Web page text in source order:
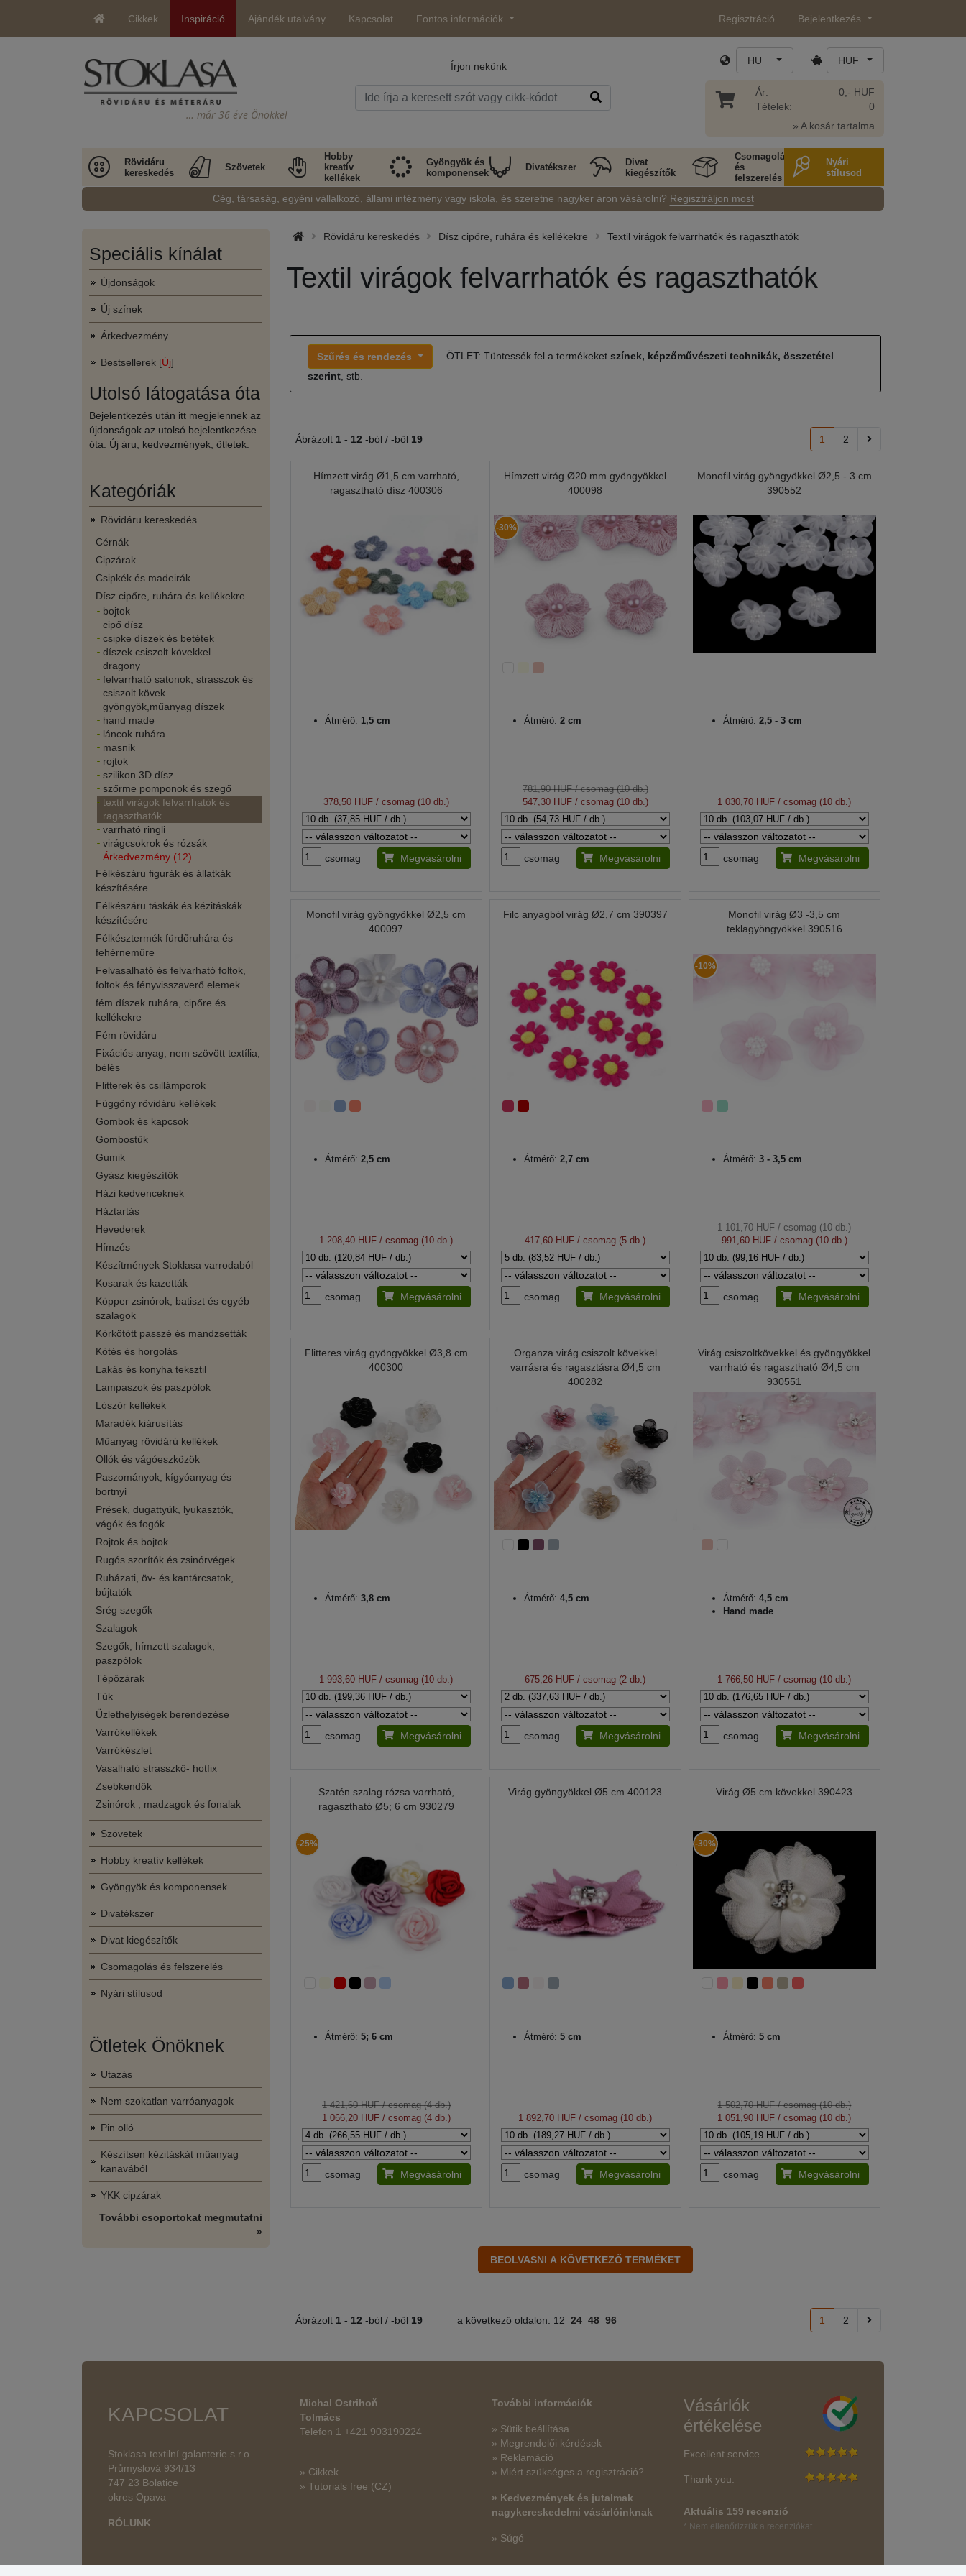
Cikkek Inspiráció Ajándék utalvány Kapcsolat Fontos információk Regisztráció Bejelentkezés
… már 36 éve Önökkel
Írjon nekünk HU HUF
Ár:
Tételek:
0,- HUF
0
» A kosár tartalma
Rövidáru
kereskedés
Szövetek
Hobby
kreatív
kellékek
Gyöngyök és
komponensek
Divatékszer
Divat
kiegészítők
Csomagolás
és
felszerelés
Nyári
stílusod
Cég, társaság, egyéni vállalkozó, állami intézmény vagy iskola, és szeretne nagyker áron vásárolni? Regisztráljon most
Speciális kínálat
Újdonságok
Új színek
Árkedvezmény
Bestsellerek [Új]
Utolsó látogatása óta
Bejelentkezés után itt megjelennek az
újdonságok az utolsó bejelentkezése
óta. Új áru, kedvezmények, ötletek.
Kategóriák
Rövidáru kereskedés
Cérnák
Cipzárak
Csipkék és madeirák
Dísz cipőre, ruhára és kellékekre
bojtok
cipő dísz
csipke díszek és betétek
díszek csiszolt kövekkel
dragony
felvarrható satonok, strasszok és
csiszolt kövek
gyöngyök,műanyag díszek
hand made
láncok ruhára
masnik
rojtok
szilikon 3D dísz
szőrme pomponok és szegő
textil virágok felvarrhatók és
ragaszthatók
varrható ringli
virágcsokrok és rózsák
Árkedvezmény (12)
Félkészáru figurák és állatkák
készítésére.
Félkészáru táskák és kézitáskák
készítésére
Félkésztermék fürdőruhára és
fehérneműre
Felvasalható és felvarható foltok,
foltok és fényvisszaverő elemek
fém díszek ruhára, cipőre és
kellékekre
Fém rövidáru
Fixációs anyag, nem szövött textília,
bélés
Flitterek és csillámporok
Függöny rövidáru kellékek
Gombok és kapcsok
Gombostűk
Gumik
Gyász kiegészítők
Házi kedvenceknek
Háztartás
Hevederek
Hímzés
Készítmények Stoklasa varrodaból
Kosarak és kazetták
Köpper zsinórok, batiszt és egyéb
szalagok
Körkötött passzé és mandzsetták
Kötés és horgolás
Lakás és konyha teksztil
Lampaszok és paszpólok
Lószőr kellékek
Maradék kiárusítás
Műanyag rövidárú kellékek
Ollók és vágóeszközök
Paszományok, kígyóanyag és
bortnyi
Prések, dugattyúk, lyukasztók,
vágók és fogók
Rojtok és bojtok
Rugós szorítók és zsinórvégek
Ruházati, öv- és kantárcsatok,
bújtatók
Srég szegők
Szalagok
Szegők, hímzett szalagok,
paszpólok
Tépőzárak
Tűk
Üzlethelyiségek berendezése
Varrókellékek
Varrókészlet
Vasalható strasszkő- hotfix
Zsebkendők
Zsinórok , madzagok és fonalak
Szövetek
Hobby kreatív kellékek
Gyöngyök és komponensek
Divatékszer
Divat kiegészítők
Csomagolás és felszerelés
Nyári stílusod
Ötletek Önöknek
Utazás
Nem szokatlan varróanyagok
Pin olló
Készítsen kézitáskát műanyag
kanavából
YKK cipzárak
További csoportokat megmutatni
»
Rövidáru kereskedés Dísz cipőre, ruhára és kellékekre Textil virágok felvarrhatók és ragaszthatók
Textil virágok felvarrhatók és ragaszthatók
Szűrés és rendezés ÖTLET: Tüntessék fel a termékeket színek, képzőművészeti technikák, összetétel
szerint , stb.
Ábrázolt 1 - 12 -ból / -ből 19 1 2
Hímzett virág Ø1,5 cm varrható,
ragasztható dísz 400306
Átmérő: 1,5 cm
378,50 HUF/ csomag (10 db.)
csomag Megvásárolni
Hímzett virág Ø20 mm gyöngyökkel
400098
-30%
Átmérő: 2 cm
781,90 HUF/ csomag (10 db.)
547,30 HUF/ csomag (10 db.)
csomag Megvásárolni
Monofil virág gyöngyökkel Ø2,5 - 3 cm
390552
Átmérő: 2,5 - 3 cm
1 030,70 HUF / csomag (10 db.)
csomag Megvásárolni
Monofil virág gyöngyökkel Ø2,5 cm
400097
Átmérő: 2,5 cm
1 208,40 HUF / csomag (10 db.)
csomag Megvásárolni
Filc anyagból virág Ø2,7 cm 390397
Átmérő: 2,7 cm
417,60 HUF / csomag (5 db.)
csomag Megvásárolni
Monofil virág Ø3 -3,5 cm
teklagyöngyökkel 390516
-10%
Átmérő: 3 - 3,5 cm
1 101,70 HUF/ csomag (10 db.)
991,60 HUF/ csomag (10 db.)
csomag Megvásárolni
Flitteres virág gyöngyökkel Ø3,8 cm
400300
Átmérő: 3,8 cm
1 993,60 HUF / csomag (10 db.)
csomag Megvásárolni
Organza virág csiszolt kövekkel
varrásra és ragasztásra Ø4,5 cm
400282
Átmérő: 4,5 cm
675,26 HUF / csomag (2 db.)
csomag Megvásárolni
Virág csiszoltkövekkel és gyöngyökkel
varrható és ragasztható Ø4,5 cm
930551
Átmérő: 4,5 cm
Hand made
1 766,50 HUF / csomag (10 db.)
csomag Megvásárolni
Szatén szalag rózsa varrható,
ragasztható Ø5; 6 cm 930279
-25%
Átmérő: 5; 6 cm
1 421,60 HUF/ csomag (4 db.)
1 066,20 HUF/ csomag (4 db.)
csomag Megvásárolni
Virág gyöngyökkel Ø5 cm 400123
Átmérő: 5 cm
1 892,70 HUF / csomag (10 db.)
csomag Megvásárolni
Virág Ø5 cm kövekkel 390423
-30%
Átmérő: 5 cm
1 502,70 HUF/ csomag (10 db.)
1 051,90 HUF / csomag (10 db.)
csomag Megvásárolni
Ábrázolt 1 - 12 -ból / -ből 19 a következő oldalon: 12 24 48 96 1 2
KAPCSOLAT
Stoklasa textilní galanterie s.r.o.
Průmyslová 934/13
747 23 Bolatice
okres Opava
RÓLUNK
Michal Ostrihoň
Tolmács
Telefon 1 +421 903190224
» Cikkek
» Tutorials free (CZ)
További információk
» Sütik beállítása
» Megrendelői kérdések
» Reklamáció
» Miért szükséges a regisztráció?
» Kedvezmények és jutalmak
nagykereskedelmi vásárlóinknak
» Súgó
Vásárlók
értékelése
Excellent service
Thank you.
Aktuális 159 recenzió
* Nem ellenőrizzük a recenziókat